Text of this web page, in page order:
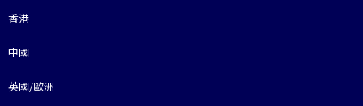
香港
中國
英國/歐洲